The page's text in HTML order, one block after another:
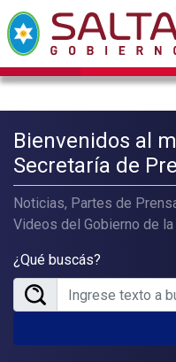
Bienvenidos al
Secretaría de
Noticias, Partes de
Videos del Gobierno de
¿Qué buscás?